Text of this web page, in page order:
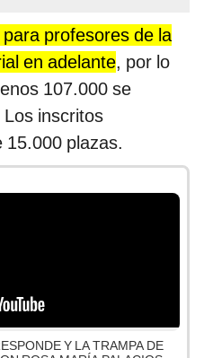
profesores de la
en adelante, por lo
107.000 se
inscritos
15.000 plazas.
Y LA TRAMPA DE